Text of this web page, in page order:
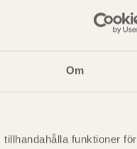
Om
funktioner för